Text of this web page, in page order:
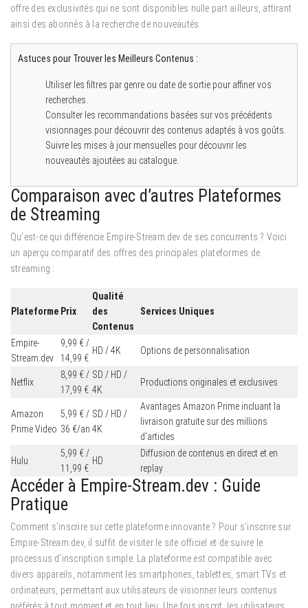
offre des exclusivités qui ne sont disponibles nulle part ailleurs, attirant
ainsi des abonnés à la recherche de nouveautés.
Astuces pour Trouver les Meilleurs Contenus :
Utiliser les filtres par genre ou date de sortie pour affiner vos
recherches.
Consulter les recommandations basées sur vos précédents
visionnages pour découvrir des contenus adaptés à vos goûts.
Suivre les mises à jour mensuelles pour découvrir les
nouveautés ajoutées au catalogue.
Comparaison avec d’autres Plateformes
de Streaming
Qu’est-ce qui différencie Empire-Stream.dev de ses concurrents ? Voici
un aperçu comparatif des offres des principales plateformes de
streaming :
Plateforme Prix
Qualité
des
Contenus
Services Uniques
Empire-
Stream.dev
9,99 € /
14,99 €
HD / 4K Options de personnalisation
Netflix
8,99 € /
17,99 €
SD / HD /
4K
Productions originales et exclusives
Amazon
Prime Video
5,99 € /
36 €/an
SD / HD /
4K
Avantages Amazon Prime incluant la
livraison gratuite sur des millions
d’articles
Hulu
5,99 € /
11,99 €
HD
Diffusion de contenus en direct et en
replay
Accéder à Empire-Stream.dev : Guide
Pratique
Comment s’inscrire sur cette plateforme innovante ? Pour s’inscrire sur
Empire-Stream.dev, il suffit de visiter le site officiel et de suivre le
processus d’inscription simple. La plateforme est compatible avec
divers appareils, notamment les smartphones, tablettes, smart TVs et
ordinateurs, permettant aux utilisateurs de visionner leurs contenus